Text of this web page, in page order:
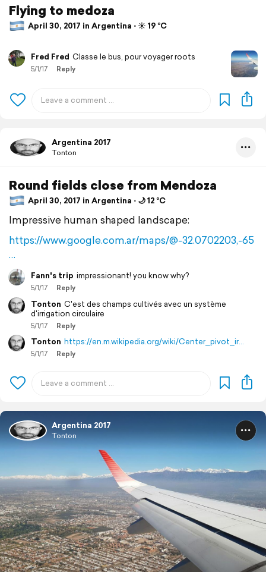
Flying to medoza
April 30, 2017 in Argentina ⋅ ☀️ 19 °C
Fred Fred Classe le bus, pour voyager roots
5/1/17 Reply
Argentina 2017
Tonton
Round fields close from Mendoza
April 30, 2017 in Argentina ⋅ 🌙 12 °C
Impressive human shaped landscape:
https://www.google.com.ar/maps/@-32.0702203,-65
…
Fann's trip impressionant! you know why?
5/1/17 Reply
Tonton C'est des champs cultivés avec un système
d'irrigation circulaire
5/1/17 Reply
Tonton https://en.m.wikipedia.org/wiki/Center_pivot_ir…
5/1/17 Reply
Argentina 2017
Tonton